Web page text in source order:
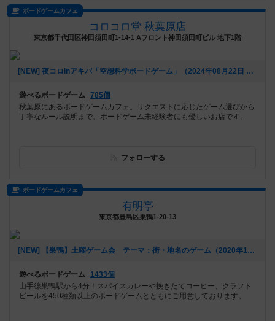
ボードゲームカフェ
コロコロ堂 秋葉原店
東京都千代田区神田須田町1-14-1 Aフロント神田須田町ビル 地下1階
[NEW] 夜コロinアキバ「空想科学ボードゲーム」（2024年08月22日 18時03分）
遊べるボードゲーム 785個
秋葉原にあるボードゲームカフェ。リクエストに応じたゲーム選びから
丁寧なルール説明まで、ボードゲーム未経験者にも優しいお店です。
フォローする
ボードゲームカフェ
有明亭
東京都豊島区巣鴨1-20-13
[NEW] 【巣鴨】土曜ゲーム会 テーマ：街・地名のゲーム（2020年12月02日 17時54分）
遊べるボードゲーム
1433個
山手線巣鴨駅から4分！スパイスカレーや挽きたてコーヒー、クラフト
ビールを450種類以上のボードゲームとともにご用意しております。